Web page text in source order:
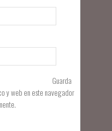
Guarda
y web en este navegador